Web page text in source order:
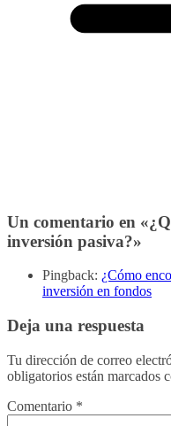
Un comentario en «
inversión pasiva?»
Pingback: ¿Cómo
inversión en fondos
Deja una respuesta
Tu dirección de correo
obligatorios están marcados
Comentario *